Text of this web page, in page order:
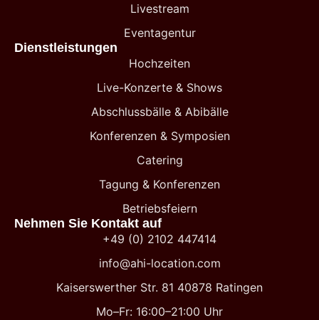
Livestream
Eventagentur
Dienstleistungen
Hochzeiten
Live-Konzerte & Shows
Abschlussbälle & Abibälle
Konferenzen & Symposien
Catering
Tagung & Konferenzen
Betriebsfeiern
Nehmen Sie Kontakt auf
+49 (0) 2102 447414
info@ahi-location.com
Kaiserswerther Str. 81 40878 Ratingen
Mo–Fr: 16:00–21:00 Uhr